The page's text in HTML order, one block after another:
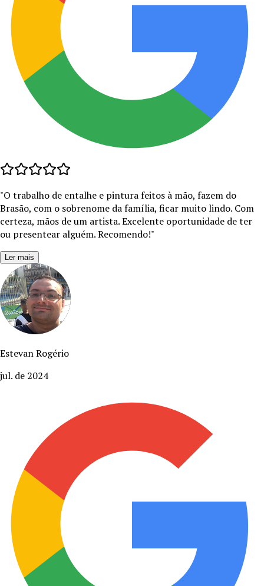
"O trabalho de entalhe e pintura feitos à mão, fazem do
Brasão, com o sobrenome da família, ficar muito lindo. Com
certeza, mãos de um artista. Excelente oportunidade de ter
ou presentear alguém. Recomendo!"
Ler mais
Estevan Rogério
jul. de 2024